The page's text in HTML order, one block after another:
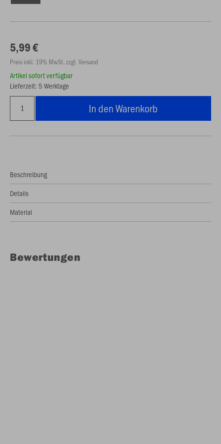
5,99 €
Preis inkl. 19% MwSt. zzgl. Versand
Artikel sofort verfügbar
Lieferzeit: 5 Werktage
In den Warenkorb
Beschreibung
Details
Material
Bewertungen